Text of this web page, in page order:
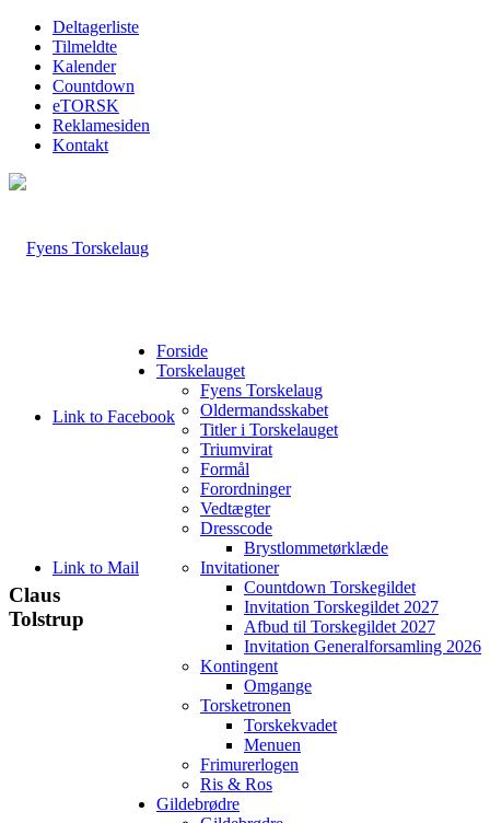
Deltagerliste
Tilmeldte
Kalender
Countdown
eTORSK
Reklamesiden
Kontakt
Link to Facebook
Link to Mail
Forside
Torskelauget
Fyens Torskelaug
Oldermandsskabet
Titler i Torskelauget
Triumvirat
Formål
Forordninger
Vedtægter
Dresscode
Brystlommetørklæde
Invitationer
Countdown Torskegildet
Invitation Torskegildet 2027
Afbud til Torskegildet 2027
Invitation Generalforsamling 2026
Kontingent
Omgange
Torsketronen
Torskekvadet
Menuen
Frimurerlogen
Ris & Ros
Gildebrødre
Claus
Tolstrup